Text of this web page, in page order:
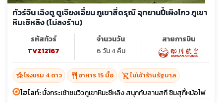
ทัวร์จีน เฉิงตู ตูเจียงเอี้ยน ภูเขาสี่ดรุณี อุทยานปี้เผิงโกว ภูเขา
หิมะซีหลิง (ไม่ลงร้าน)
รหัสทัวร์
TVZ12167
จำนวนวัน
6 วัน 4 คืน
สายการบิน
hotel_classโรงแรม 4 ดาว restaurant อาหาร 15 มื้อ shopping_cart_offไม่เข้าร้านรัฐบาล
ไฮไลท์:นั่งกระเช้าชมวิวภูเขาหิมะซีหลิง สนุกกับลานสกี ชิมสุกี้หม้อไฟ